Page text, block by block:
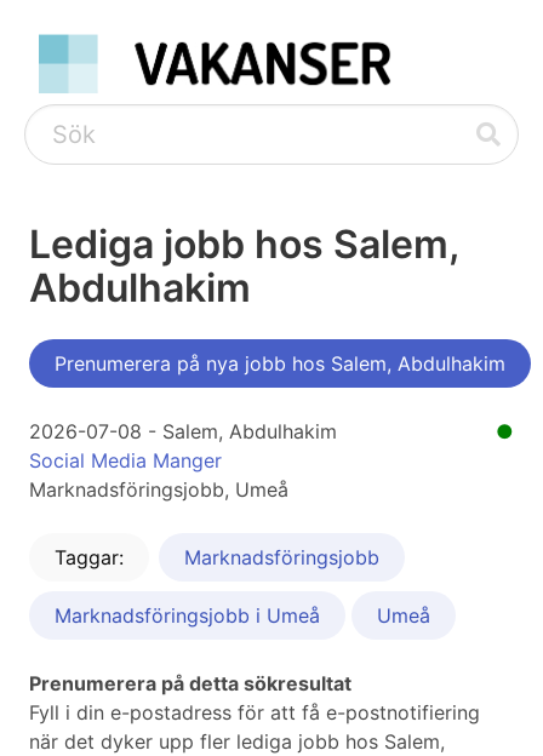
Lediga jobb hos Salem,
Abdulhakim
Prenumerera på nya jobb hos Salem, Abdulhakim
●
2026-07-08 - Salem, Abdulhakim
Social Media Manger
Marknadsföringsjobb, Umeå
Taggar: Marknadsföringsjobb
Marknadsföringsjobb i Umeå Umeå
Prenumerera på detta sökresultat
Fyll i din e-postadress för att få e-postnotifiering
när det dyker upp fler lediga jobb hos Salem,